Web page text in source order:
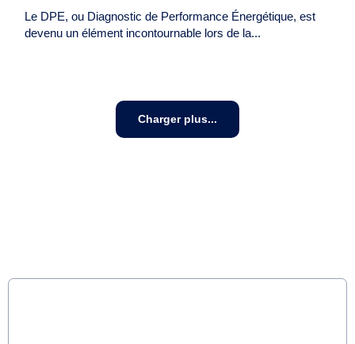
Le DPE, ou Diagnostic de Performance Énergétique, est
devenu un élément incontournable lors de la...
Charger plus...